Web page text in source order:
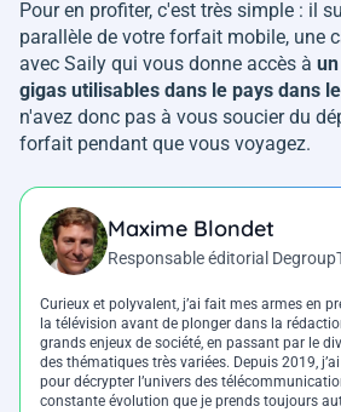
Pour en profiter, c'est très simple : il
parallèle de votre forfait mobile, une
avec Saily qui vous donne accès à
gigas utilisables dans le pays dans
n'avez donc pas à vous soucier du
forfait pendant que vous voyagez.
Maxime Blondet
Responsable éditorial
Curieux et polyvalent, j’ai fait mes armes en
la télévision avant de plonger dans la
grands enjeux de société, en passant par le
des thématiques très variées. Depuis 2019,
pour décrypter l’univers des
constante évolution que je prends toujours